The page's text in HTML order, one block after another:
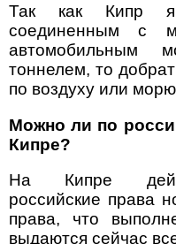
Так как Кипр
соединенным с
автомобильным
тоннелем, то
по воздуху или
Можно ли по
Кипре?
На Кипре
российские права
права, что
выдаются сейчас